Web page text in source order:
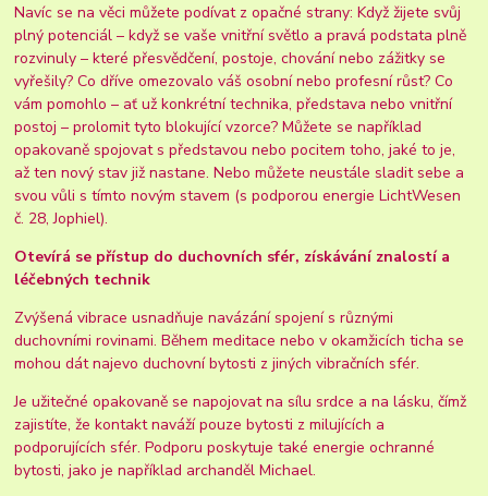
Navíc se na věci můžete podívat z opačné strany: Když žijete svůj
plný potenciál – když se vaše vnitřní světlo a pravá podstata plně
rozvinuly – které přesvědčení, postoje, chování nebo zážitky se
vyřešily? Co dříve omezovalo váš osobní nebo profesní růst? Co
vám pomohlo – ať už konkrétní technika, představa nebo vnitřní
postoj – prolomit tyto blokující vzorce? Můžete se například
opakovaně spojovat s představou nebo pocitem toho, jaké to je,
až ten nový stav již nastane. Nebo můžete neustále sladit sebe a
svou vůli s tímto novým stavem (s podporou energie LichtWesen
č. 28, Jophiel).
Otevírá se přístup do duchovních sfér, získávání znalostí a
léčebných technik
Zvýšená vibrace usnadňuje navázání spojení s různými
duchovními rovinami. Během meditace nebo v okamžicích ticha se
mohou dát najevo duchovní bytosti z jiných vibračních sfér.
Je užitečné opakovaně se napojovat na sílu srdce a na lásku, čímž
zajistíte, že kontakt naváží pouze bytosti z milujících a
podporujících sfér. Podporu poskytuje také energie ochranné
bytosti, jako je například archanděl Michael.